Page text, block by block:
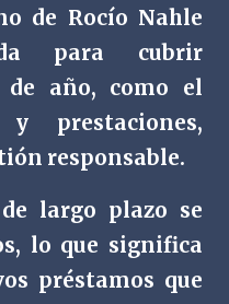
de Rocío Nahle
para cubrir
año, como el
prestaciones,
responsable.
largo plazo se
lo que significa
préstamos que